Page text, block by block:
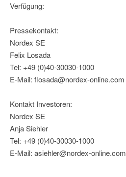
Verfügung:
Pressekontakt:
Nordex SE
Felix Losada
Tel: +49 (0)40-30030-1000
E-Mail: flosada@nordex-online.com
Kontakt Investoren:
Nordex SE
Anja Siehler
Tel: +49 (0)40-30030-1000
E-Mail: asiehler@nordex-online.com